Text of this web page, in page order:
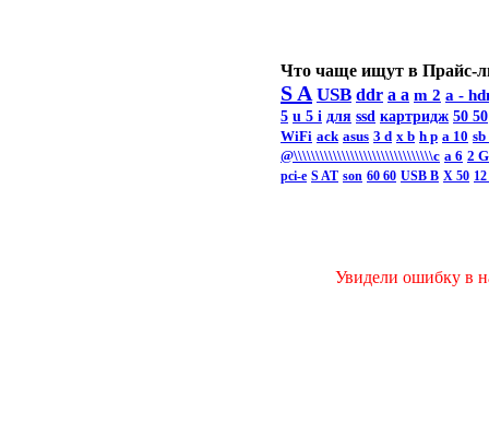
Что чаще ищут в Прайс-
S A USB ddr a a m 2 a -
5 u 5 i для ssd картридж 50 50
WiFi ack asus 3 d x b h p a 10 sb
@\\\\\\\\\\\\\\\\\\\\\\\\\\\\\\\\c а 6 2
pci-e S AT son 60 60 USB B X 50
Увидели ошибку в